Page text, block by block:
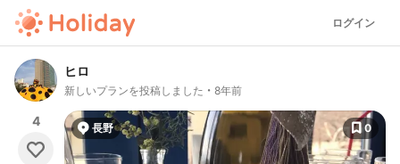
ログイン
ヒロ
新しいプランを投稿しました 8年前
4 長野 0